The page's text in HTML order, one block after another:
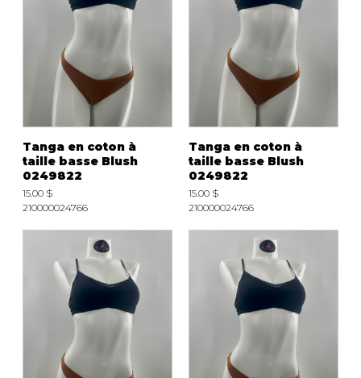
Tanga en coton à
taille basse Blush
0249822
15.00 $
210000024766
Tanga en coton à
taille basse Blush
0249822
15.00 $
210000024766